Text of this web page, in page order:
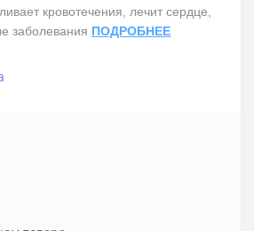
кровотечения, лечит сердце,
заболевания ПОДРОБНЕЕ